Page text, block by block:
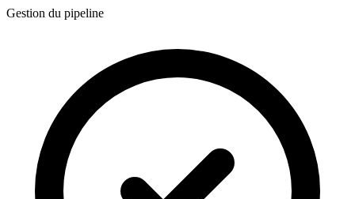
Gestion du pipeline